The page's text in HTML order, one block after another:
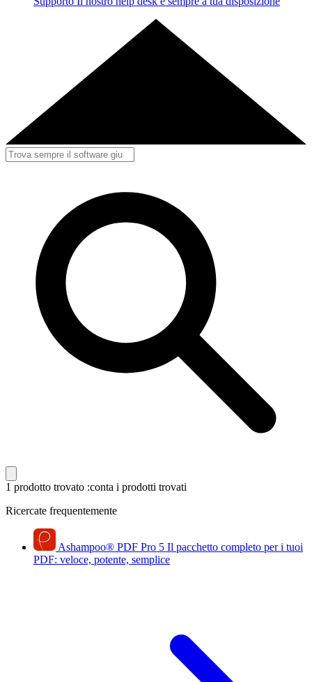
1 prodotto trovato :conta i prodotti trovati
Ricercate frequentemente
Ashampoo® PDF Pro 5 Il pacchetto completo per i tuoi
PDF: veloce, potente, semplice